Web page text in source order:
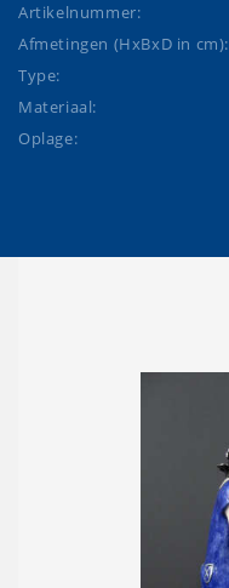
Artikelnummer:
Afmetingen (HxBxD in cm):
Type:
Materiaal:
Oplage: